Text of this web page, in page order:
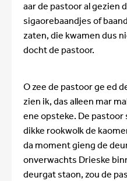
aar de pastoor al gezien
sigaorebaandjes of
zaten, die kwamen dus
docht de pastoor.
O zee de pastoor ge ed
zien ik, das alleen mar
ene opsteke. De pastoor
dikke rookwolk de
da moment gieng de
onverwachts Drieske
deurgat staon, zou de